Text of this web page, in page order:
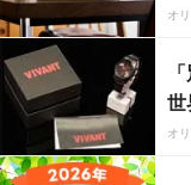
オ
世
オ